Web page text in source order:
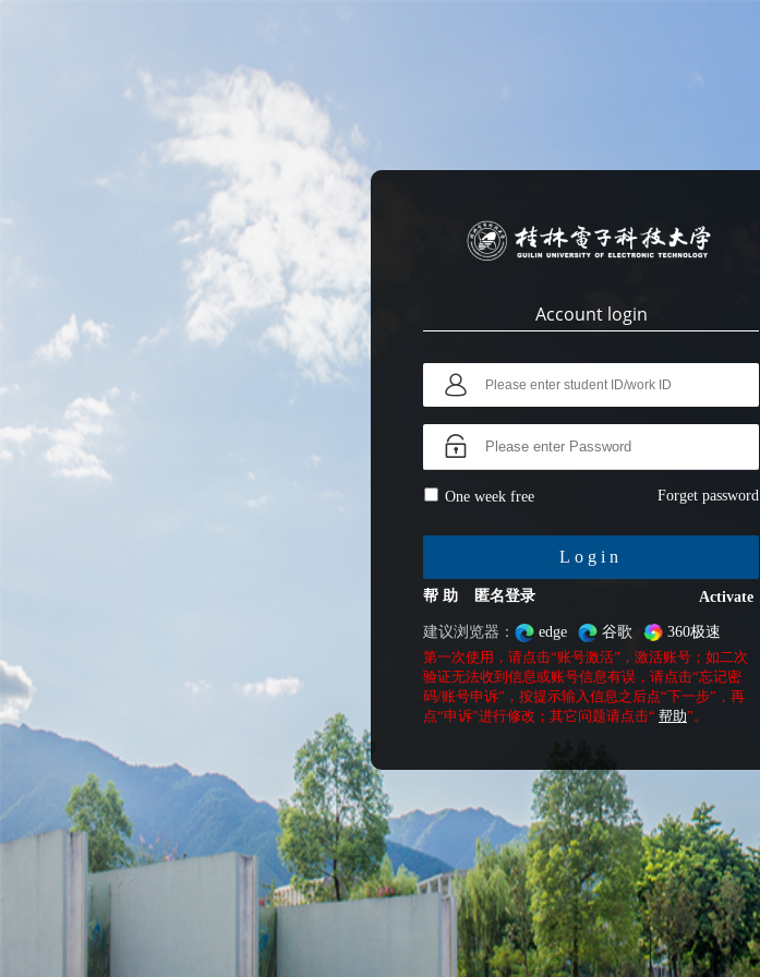
Account login
One week free Forget password
Login
帮 助 Activate
匿名登录
建议浏览器： edge 谷歌
360极速
第一次使用，请点击“账号激活”，激活账号；如二次
验证无法收到信息或账号信息有误，请点击“忘记密
码/账号申诉”，按提示输入信息之后点“下一步”，再
点“申诉”进行修改；其它问题请点击“ 帮助”。